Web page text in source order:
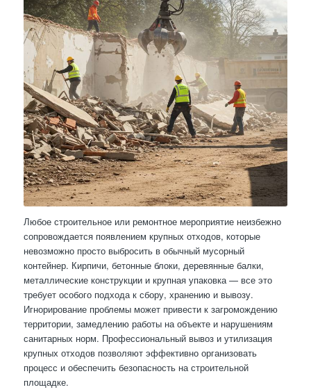
Любое строительное или ремонтное мероприятие неизбежно
сопровождается появлением крупных отходов, которые
невозможно просто выбросить в обычный мусорный
контейнер. Кирпичи, бетонные блоки, деревянные балки,
металлические конструкции и крупная упаковка — все это
требует особого подхода к сбору, хранению и вывозу.
Игнорирование проблемы может привести к загромождению
территории, замедлению работы на объекте и нарушениям
санитарных норм. Профессиональный вывоз и утилизация
крупных отходов позволяют эффективно организовать
процесс и обеспечить безопасность на строительной
площадке.